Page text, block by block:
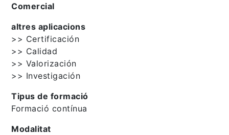
Comercial
altres aplicacions
>> Certificación
>> Calidad
>> Valorización
>> Investigación
Tipus de formació
Formació contínua
Modalitat